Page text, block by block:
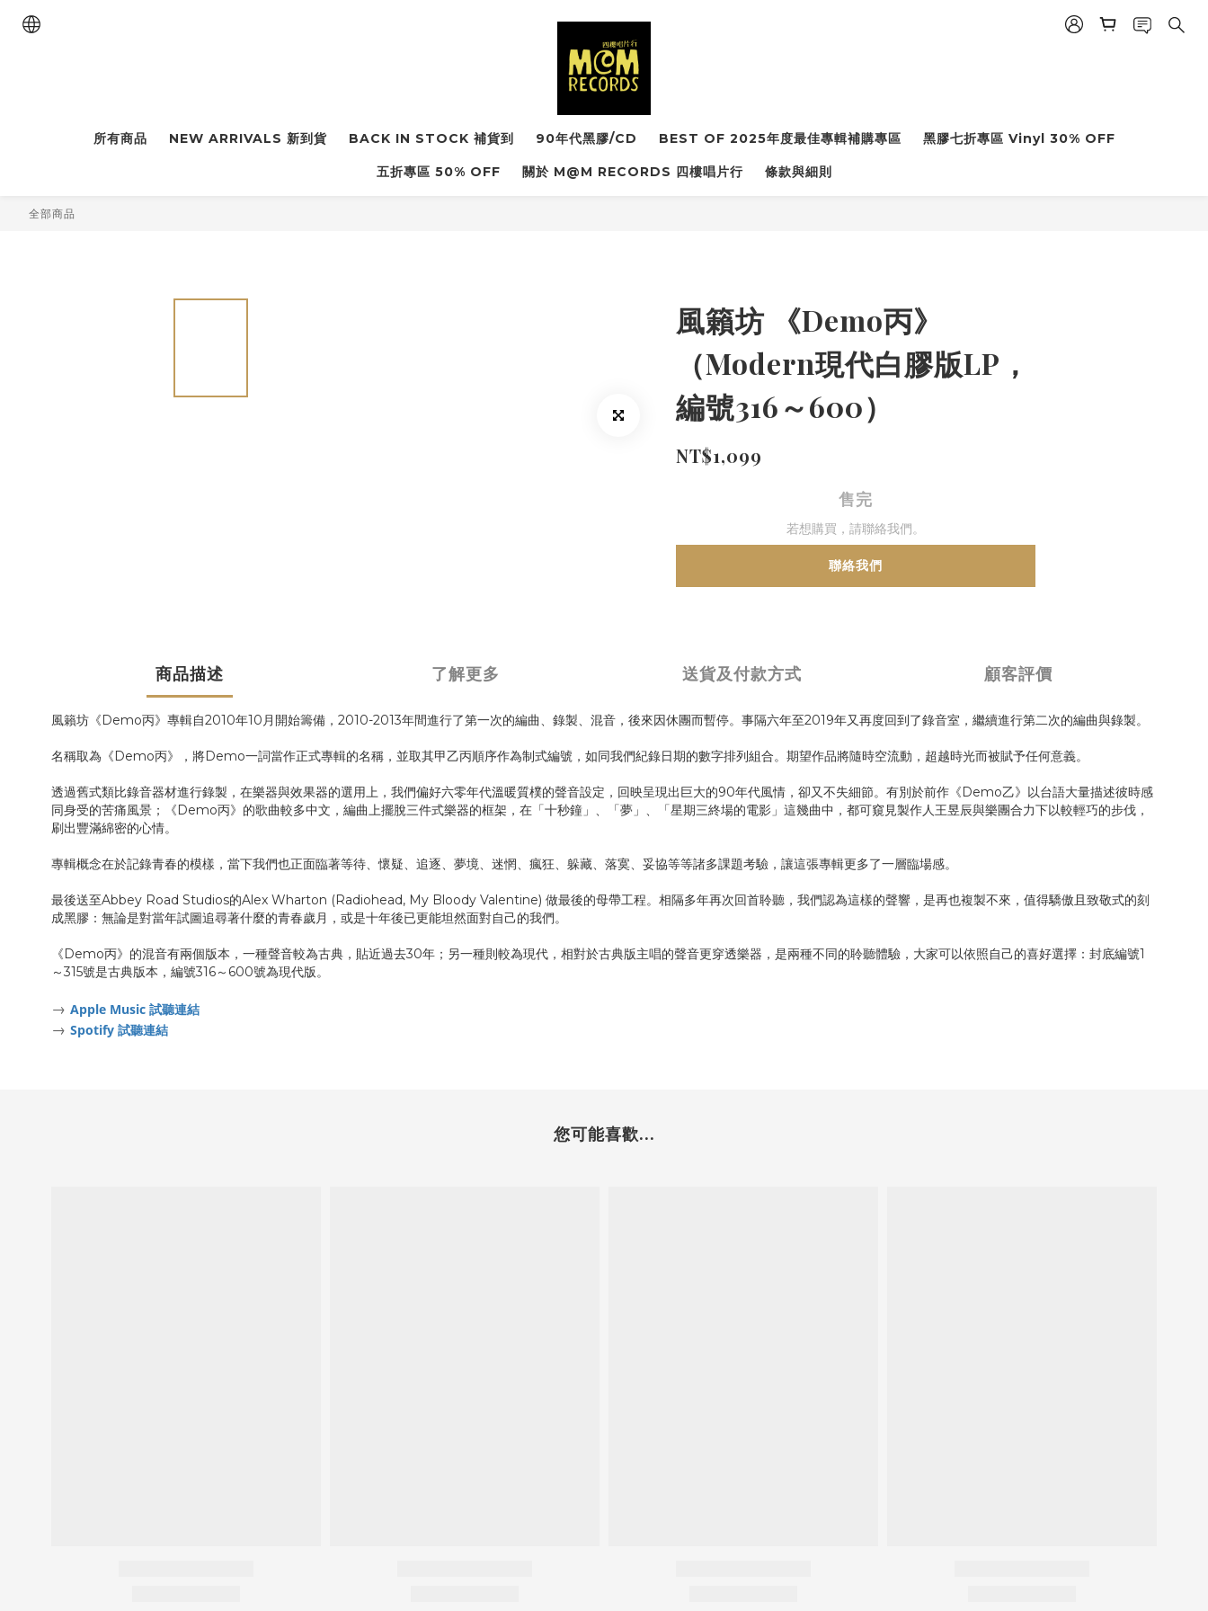
所有商品 NEW ARRIVALS 新到貨 BACK IN STOCK 補貨到 90年代黑膠/CD BEST OF 2025年度最佳專輯補購專區 黑膠七折專區 Vinyl 30% OFF
五折專區 50% OFF 關於 M@M RECORDS 四樓唱片行 條款與細則
全部商品
風籟坊 《Demo丙》
（Modern現代白膠版LP，
編號316～600）
NT$1,099
售完
若想購買，請聯絡我們。
聯絡我們
商品描述 了解更多 送貨及付款方式 顧客評價
風籟坊《Demo丙》專輯自2010年10月開始籌備，2010-2013年間進行了第一次的編曲、錄製、混音，後來因休團而暫停。事隔六年至2019年又再度回到了錄音室，繼續進行第二次的編曲與錄製。
名稱取為《Demo丙》，將Demo一詞當作正式專輯的名稱，並取其甲乙丙順序作為制式編號，如同我們紀錄日期的數字排列組合。期望作品將隨時空流動，超越時光而被賦予任何意義。
透過舊式類比錄音器材進行錄製，在樂器與效果器的選用上，我們偏好六零年代溫暖質樸的聲音設定，回映呈現出巨大的90年代風情，卻又不失細節。有別於前作《Demo乙》以台語大量描述彼時感
同身受的苦痛風景；《Demo丙》的歌曲較多中文，編曲上擺脫三件式樂器的框架，在「十秒鐘」、「夢」、「星期三終場的電影」這幾曲中，都可窺見製作人王昱辰與樂團合力下以較輕巧的步伐，
刷出豐滿綿密的心情。
專輯概念在於記錄青春的模樣，當下我們也正面臨著等待、懷疑、追逐、夢境、迷惘、瘋狂、躲藏、落寞、妥協等等諸多課題考驗，讓這張專輯更多了一層臨場感。
最後送至Abbey Road Studios的Alex Wharton (Radiohead, My Bloody Valentine) 做最後的母帶工程。相隔多年再次回首聆聽，我們認為這樣的聲響，是再也複製不來，值得驕傲且致敬式的刻
成黑膠：無論是對當年試圖追尋著什麼的青春歲月，或是十年後已更能坦然面對自己的我們。
《Demo丙》的混音有兩個版本，一種聲音較為古典，貼近過去30年；另一種則較為現代，相對於古典版主唱的聲音更穿透樂器，是兩種不同的聆聽體驗，大家可以依照自己的喜好選擇：封底編號1
～315號是古典版本，編號316～600號為現代版。
→ Apple Music 試聽連結
→ Spotify 試聽連結
您可能喜歡...